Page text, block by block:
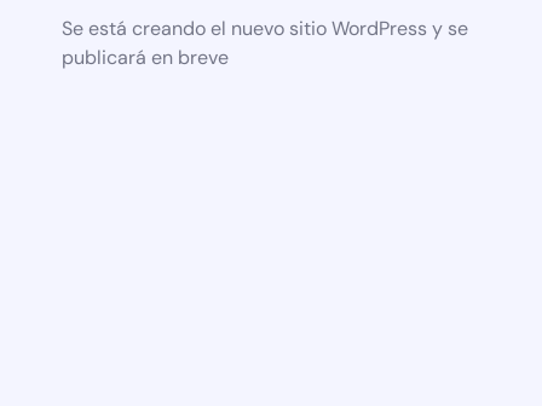
Se está creando el nuevo sitio WordPress y se
publicará en breve